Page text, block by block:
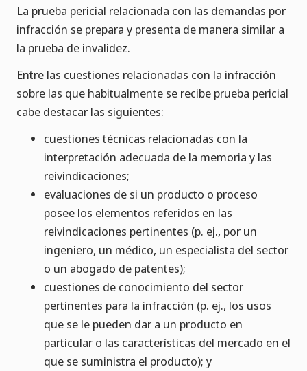
La prueba pericial relacionada con las demandas por
infracción se prepara y presenta de manera similar a
la prueba de invalidez.
Entre las cuestiones relacionadas con la infracción
sobre las que habitualmente se recibe prueba pericial
cabe destacar las siguientes:
cuestiones técnicas relacionadas con la
interpretación adecuada de la memoria y las
reivindicaciones;
evaluaciones de si un producto o proceso
posee los elementos referidos en las
reivindicaciones pertinentes (p. ej., por un
ingeniero, un médico, un especialista del sector
o un abogado de patentes);
cuestiones de conocimiento del sector
pertinentes para la infracción (p. ej., los usos
que se le pueden dar a un producto en
particular o las características del mercado en el
que se suministra el producto); y